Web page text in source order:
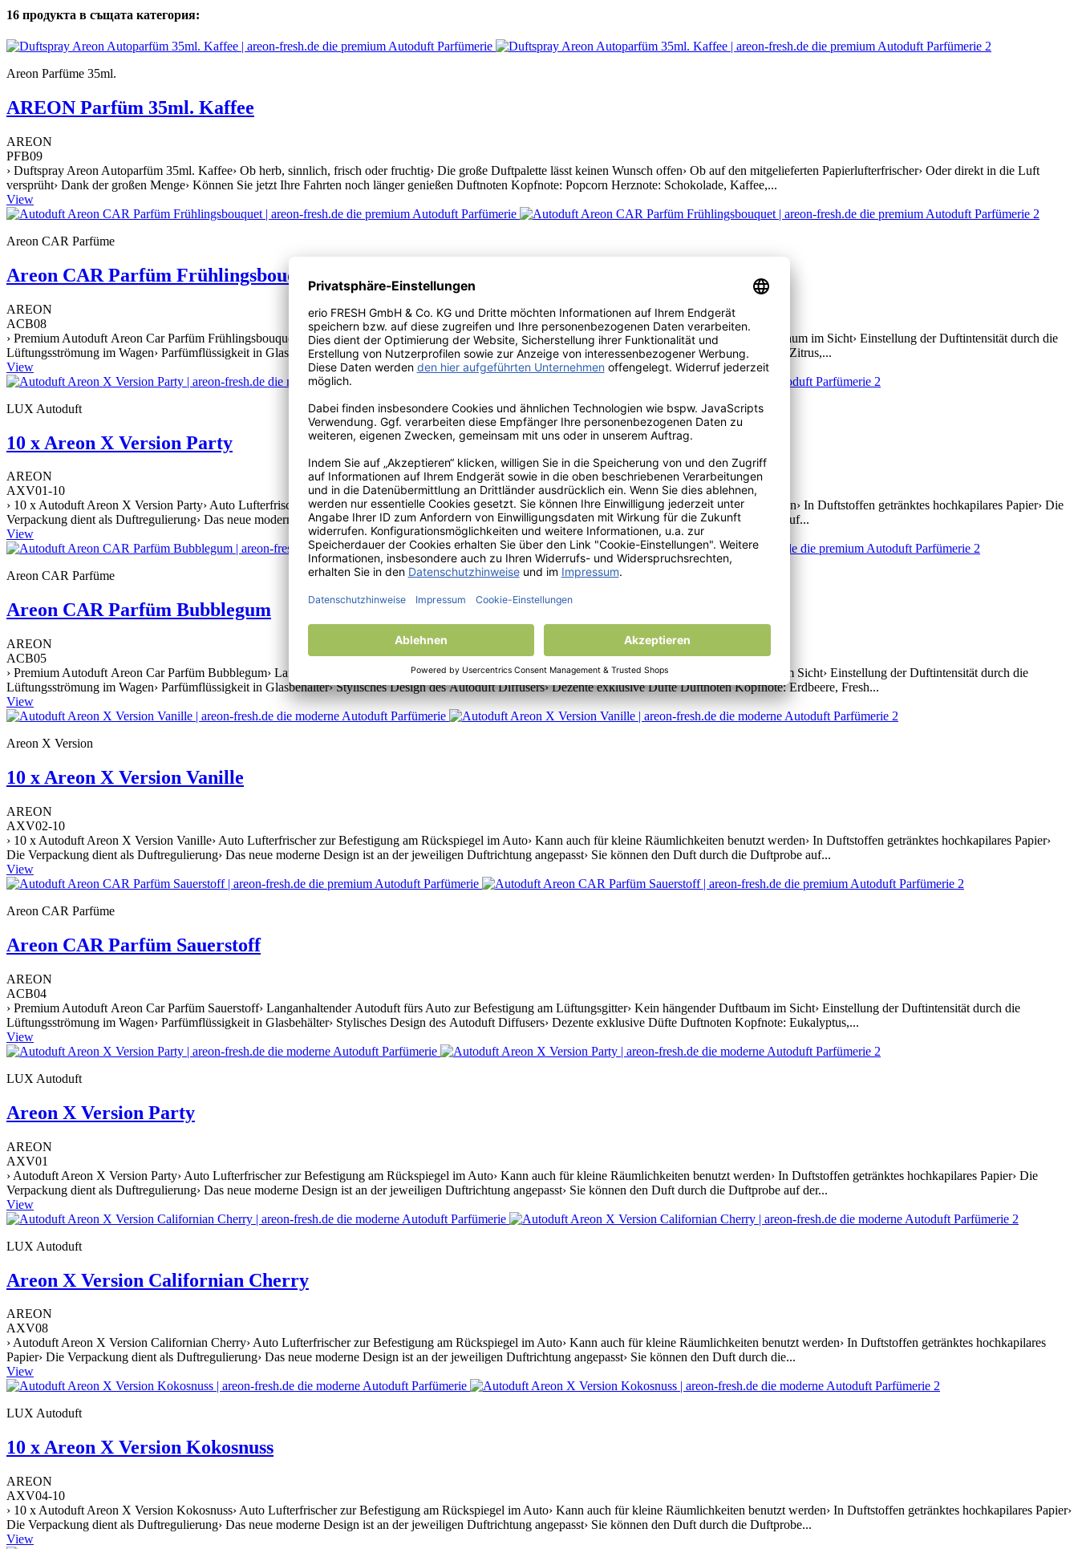
16 продукта в същата категория:
Areon Parfüme 35ml.
AREON Parfüm 35ml. Kaffee
AREON
PFB09
› Duftspray Areon Autoparfüm 35ml. Kaffee› Ob herb, sinnlich, frisch oder fruchtig› Die große Duftpalette lässt keinen Wunsch offen› Ob auf den mitgelieferten Papierlufterfrischer› Oder direkt in die Luft
versprüht› Dank der großen Menge› Können Sie jetzt Ihre Fahrten noch länger genießen Duftnoten Kopfnote: Popcorn Herznote: Schokolade, Kaffee,...
View
Areon CAR Parfüme
Areon CAR Parfüm Frühlingsbouquet
AREON
ACB08
› Premium Autoduft Areon Car Parfüm Frühlingsbouquet› Langanhaltender Autoduft fürs Auto zur Befestigung am Lüftungsgitter› Kein hängender Duftbaum im Sicht› Einstellung der Duftintensität durch die
Lüftungsströmung im Wagen› Parfümflüssigkeit in Glasbehälter› Stylisches Design des Autoduft Diffusers› Dezente exklusive Düfte Duftnoten Kopfnote: Zitrus,...
View
LUX Autoduft
10 x Areon X Version Party
AREON
AXV01-10
› 10 x Autoduft Areon X Version Party› Auto Lufterfrischer zur Befestigung am Rückspiegel im Auto› Kann auch für kleine Räumlichkeiten benutzt werden› In Duftstoffen getränktes hochkapilares Papier› Die
Verpackung dient als Duftregulierung› Das neue moderne Design ist an der jeweiligen Duftrichtung angepasst› Sie können den Duft durch die Duftprobe auf...
View
Areon CAR Parfüme
Areon CAR Parfüm Bubblegum
AREON
ACB05
› Premium Autoduft Areon Car Parfüm Bubblegum› Langanhaltender Autoduft fürs Auto zur Befestigung am Lüftungsgitter› Kein hängender Duftbaum im Sicht› Einstellung der Duftintensität durch die
Lüftungsströmung im Wagen› Parfümflüssigkeit in Glasbehälter› Stylisches Design des Autoduft Diffusers› Dezente exklusive Düfte Duftnoten Kopfnote: Erdbeere, Fresh...
View
Areon X Version
10 x Areon X Version Vanille
AREON
AXV02-10
› 10 x Autoduft Areon X Version Vanille› Auto Lufterfrischer zur Befestigung am Rückspiegel im Auto› Kann auch für kleine Räumlichkeiten benutzt werden› In Duftstoffen getränktes hochkapilares Papier›
Die Verpackung dient als Duftregulierung› Das neue moderne Design ist an der jeweiligen Duftrichtung angepasst› Sie können den Duft durch die Duftprobe auf...
View
Areon CAR Parfüme
Areon CAR Parfüm Sauerstoff
AREON
ACB04
› Premium Autoduft Areon Car Parfüm Sauerstoff› Langanhaltender Autoduft fürs Auto zur Befestigung am Lüftungsgitter› Kein hängender Duftbaum im Sicht› Einstellung der Duftintensität durch die
Lüftungsströmung im Wagen› Parfümflüssigkeit in Glasbehälter› Stylisches Design des Autoduft Diffusers› Dezente exklusive Düfte Duftnoten Kopfnote: Eukalyptus,...
View
LUX Autoduft
Areon X Version Party
AREON
AXV01
› Autoduft Areon X Version Party› Auto Lufterfrischer zur Befestigung am Rückspiegel im Auto› Kann auch für kleine Räumlichkeiten benutzt werden› In Duftstoffen getränktes hochkapilares Papier› Die
Verpackung dient als Duftregulierung› Das neue moderne Design ist an der jeweiligen Duftrichtung angepasst› Sie können den Duft durch die Duftprobe auf der...
View
LUX Autoduft
Areon X Version Californian Cherry
AREON
AXV08
› Autoduft Areon X Version Californian Cherry› Auto Lufterfrischer zur Befestigung am Rückspiegel im Auto› Kann auch für kleine Räumlichkeiten benutzt werden› In Duftstoffen getränktes hochkapilares
Papier› Die Verpackung dient als Duftregulierung› Das neue moderne Design ist an der jeweiligen Duftrichtung angepasst› Sie können den Duft durch die...
View
LUX Autoduft
10 x Areon X Version Kokosnuss
AREON
AXV04-10
› 10 x Autoduft Areon X Version Kokosnuss› Auto Lufterfrischer zur Befestigung am Rückspiegel im Auto› Kann auch für kleine Räumlichkeiten benutzt werden› In Duftstoffen getränktes hochkapilares Papier›
Die Verpackung dient als Duftregulierung› Das neue moderne Design ist an der jeweiligen Duftrichtung angepasst› Sie können den Duft durch die Duftprobe...
View